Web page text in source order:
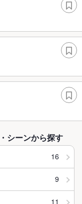
シーンから探す
16
9
11